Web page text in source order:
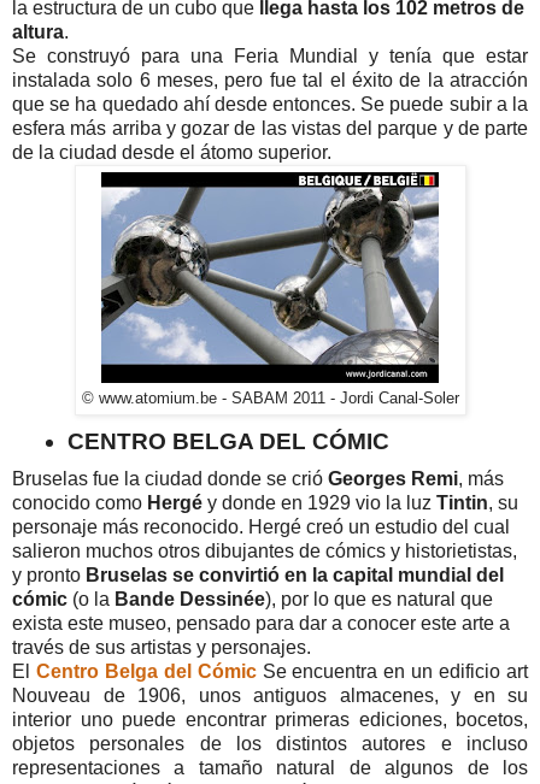
la estructura de un cubo que
llega hasta los 102 metros de
altura.
Se construyó para una Feria Mundial y tenía que estar
instalada solo 6 meses, pero fue tal el éxito de la atracción
que se ha quedado ahí desde entonces. Se puede subir a la
esfera más arriba y gozar de las vistas del parque y de parte
de la ciudad desde el átomo superior.
© www.atomium.be - SABAM 2011 - Jordi Canal-Soler
CENTRO BELGA DEL CÓMIC
Bruselas fue la ciudad donde se crió Georges Remi, más
conocido como Hergé y donde en 1929 vio la luz Tintin, su
personaje más reconocido. Hergé creó un estudio del cual
salieron muchos otros dibujantes de cómics y historietistas,
y pronto Bruselas se convirtió en la capital mundial del
cómic (o la Bande Dessinée), por lo que es natural que
exista este museo, pensado para dar a conocer este arte a
través de sus artistas y personajes.
El Centro Belga del CómicSe encuentra en un edificio art
Nouveau de 1906, unos antiguos almacenes, y en su
interior uno puede encontrar primeras ediciones, bocetos,
objetos personales de los distintos autores e incluso
representaciones a tamaño natural de algunos de los